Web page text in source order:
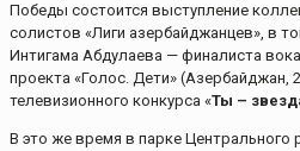
Победы состоится выступление
солистов «Лиги азербайджанцев», в
Интигама Абдулаева — финалиста
проекта «Голос. Дети» (Азербайджан,
телевизионного конкурса «Ты –
В это же время в парке Центрального